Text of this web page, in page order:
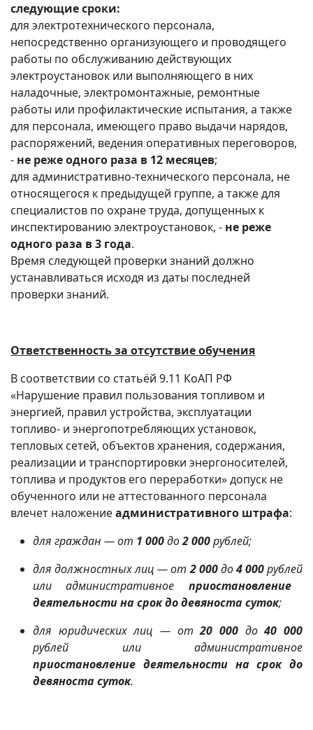
следующие сроки:
для электротехнического персонала,
непосредственно организующего и проводящего
работы по обслуживанию действующих
электроустановок или выполняющего в них
наладочные, электромонтажные, ремонтные
работы или профилактические испытания, а также
для персонала, имеющего право выдачи нарядов,
распоряжений, ведения оперативных переговоров,
- не реже одного раза в 12 месяцев;
для административно-технического персонала, не
относящегося к предыдущей группе, а также для
специалистов по охране труда, допущенных к
инспектированию электроустановок, - не реже
одного раза в 3 года.
Время следующей проверки знаний должно
устанавливаться исходя из даты последней
проверки знаний.
Ответственность за отсутствие обучения
В соответствии со статьёй 9.11 КоАП РФ
«Нарушение правил пользования топливом и
энергией, правил устройства, эксплуатации
топливо- и энергопотребляющих установок,
тепловых сетей, объектов хранения, содержания,
реализации и транспортировки энергоносителей,
топлива и продуктов его переработки» допуск не
обученного или не аттестованного персонала
влечет наложениеадминистративного штрафа:
для граждан — от 1 000до2 000рублей;
для должностных лиц — от2 000до4 000рублей
или административное приостановление
деятельности на срок до девяноста суток;
для юридических лиц — от20 000 до40 000
рублей или административное
приостановление деятельности на срок до
девяноста суток.